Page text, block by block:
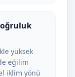
yüksek
eğilim
iklim yönü